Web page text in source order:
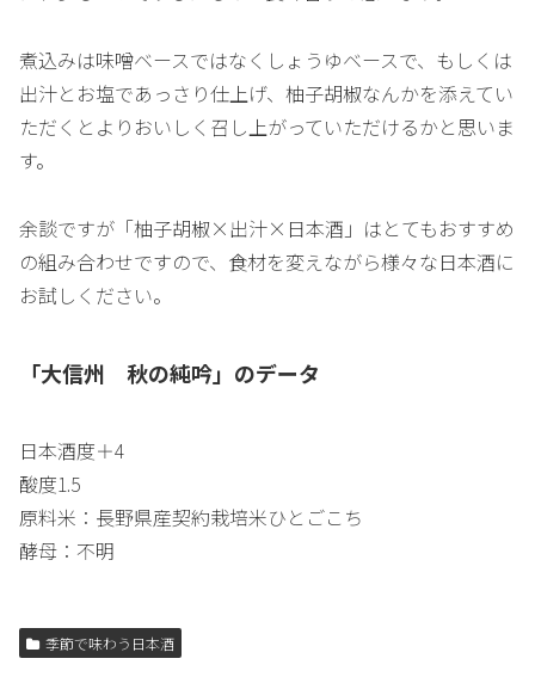
煮込みは味噌ベースではなくしょうゆベースで、もしくは
出汁とお塩であっさり仕上げ、柚子胡椒なんかを添えてい
ただくとよりおいしく召し上がっていただけるかと思いま
す。
余談ですが「柚子胡椒×出汁×日本酒」はとてもおすすめ
の組み合わせですので、食材を変えながら様々な日本酒に
お試しください。
「大信州 秋の純吟」のデータ
日本酒度＋4
酸度1.5
原料米：長野県産契約栽培米ひとごこち
酵母：不明
季節で味わう日本酒